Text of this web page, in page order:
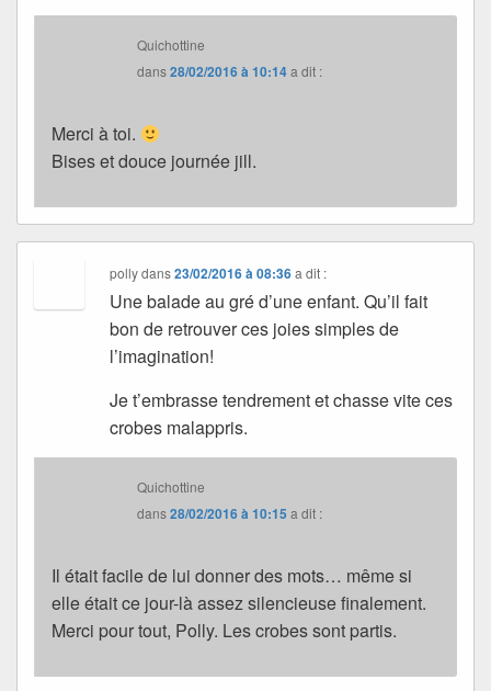
Quichottine
dans28/02/2016 à 10:14a dit :
Merci à toi.
Bises et douce journée jill.
pollydans23/02/2016 à 08:36 a dit :
Une balade au gré d’une enfant. Qu’il fait
bon de retrouver ces joies simples de
l’imagination!
Je t’embrasse tendrement et chasse vite ces
crobes malappris.
Quichottine
dans28/02/2016 à 10:15 a dit :
Il était facile de lui donner des mots… même si
elle était ce jour-là assez silencieuse finalement.
Merci pour tout, Polly. Les crobes sont partis.